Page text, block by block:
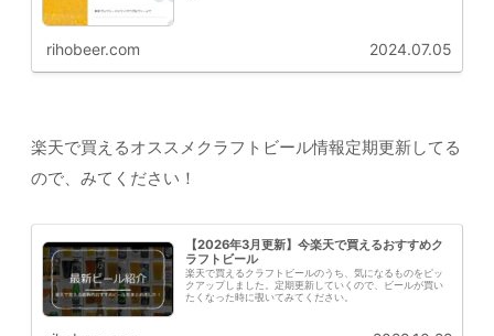
rihobeer.com 2024.07.05
楽天で買えるオススメクラフトビール情報定期更新してる
ので、みてください！
【2026年3月更新】今楽天で買えるおすすめク
ラフトビール
楽天で買えるクラフトビールのうち、気になるものをピッ
クアップしました。定期更新していくので、ビールが買い
たくなった時に覗いてみてください。